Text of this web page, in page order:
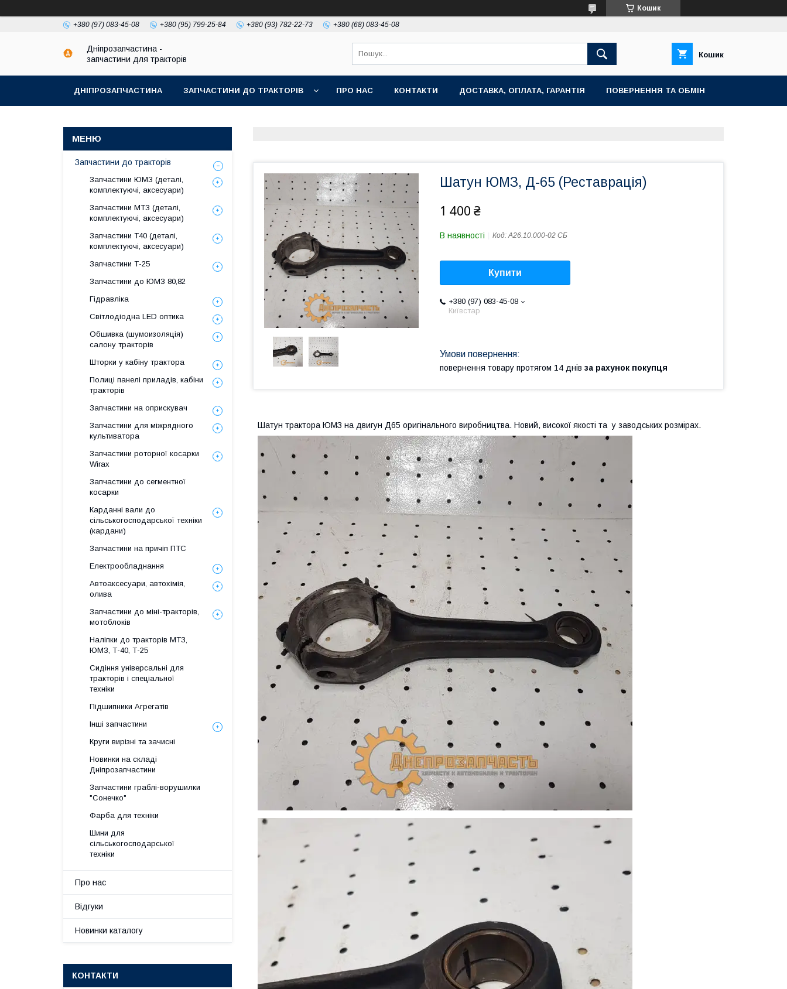
Кошик
+380 (97) 083-45-08 +380 (95) 799-25-84 +380 (93) 782-22-73 +380 (68) 083-45-08
Дніпрозапчастина -
запчастини для тракторів
Кошик
ДНІПРОЗАПЧАСТИНА ЗАПЧАСТИНИ ДО ТРАКТОРІВ ПРО НАС КОНТАКТИ ДОСТАВКА, ОПЛАТА, ГАРАНТІЯ ПОВЕРНЕННЯ ТА ОБМІН
Шатун ЮМЗ, Д-65 (Реставрація)
1 400 ₴
В наявності Код:А26.10.000-02 СБ
Купити
+380 (97) 083-45-08
Київстар
повернення товару протягом 14 днів за рахунок покупця
Шатун трактора ЮМЗ на двигун Д65 оригінального виробництва. Новий, високої якості та у заводських розмірах.
Запчастини до тракторів
Запчастини ЮМЗ (деталі,
комплектуючі, аксесуари)
Запчастини МТЗ (деталі,
комплектуючі, аксесуари)
Запчастини Т40 (деталі,
комплектуючі, аксесуари)
Запчастини Т-25
Запчастини до ЮМЗ 80,82
Гідравліка
Світлодіодна LED оптика
Обшивка (шумоизоляція)
салону тракторів
Шторки у кабіну трактора
Полиці панелі приладів, кабіни
тракторів
Запчастини на оприскувач
Запчастини для міжрядного
культиватора
Запчастини роторної косарки
Wirax
Запчастини до сегментної
косарки
Карданні вали до
сільськогосподарської техніки
(кардани)
Запчастини на причіп ПТС
Електрообладнання
Автоаксесуари, автохімія,
олива
Запчастини до міні-тракторів,
мотоблоків
Наліпки до тракторів МТЗ,
ЮМЗ, Т-40, Т-25
Сидіння універсальні для
тракторів і спеціальної
техніки
Підшипники Агрегатів
Інші запчастини
Круги вирізні та зачисні
Новинки на складі
Дніпрозапчастини
Запчастини граблі-ворушилки
"Сонечко"
Фарба для техніки
Шини для
сільськогосподарської
техніки
Про нас
Відгуки
Новинки каталогу
КОНТАКТИ